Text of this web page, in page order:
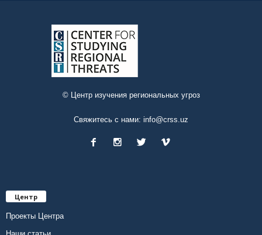
© Центр изучения региональных угроз
Свяжитесь с нами: info@crss.uz
Центр
Проекты Центра